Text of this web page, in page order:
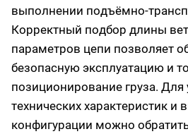
выполнении подъёмно-
Корректный подбор длины
параметров цепи позволяет
безопасную эксплуатацию и
позиционирование груза. Для
технических характеристик и
конфигурации можно